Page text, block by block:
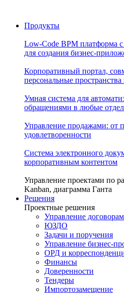
Продукты
Low-Code BPM платформа
для создания бизнес-
Корпоративный портал,
персональные
Умная система для
обращениями в любые
Управление продажами: от
удовлетворенности
Система электронного
корпоративным контентом
Управление проектами по
Kanban, диаграмма Ганта
Решения
Проектные решения
Управление
ЮЗДО
Задачи и поручения
Управление бизнес-
ОРД и
Финансы
Доверенности
Тендеры
Импортозамещение